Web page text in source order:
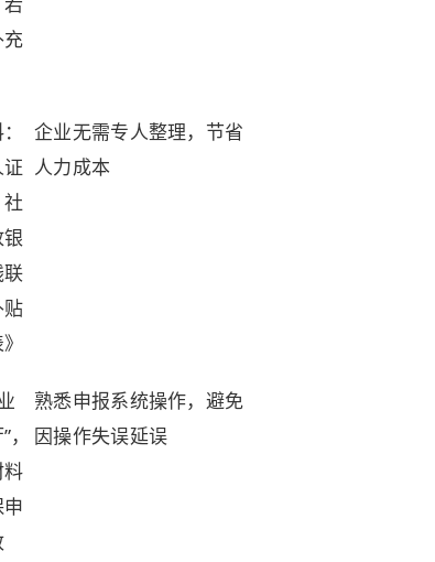
企业无需专人整理，节省
人力成本
熟悉申报系统操作，避免
因操作失误延误